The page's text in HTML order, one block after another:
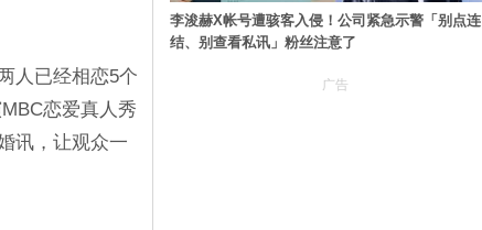
人已经相恋5个
恋爱真人秀
讯，让观众一
李浚赫X帐号遭骇客入侵！公司紧急示警「别点连
结、别查看私讯」粉丝注意了
广告